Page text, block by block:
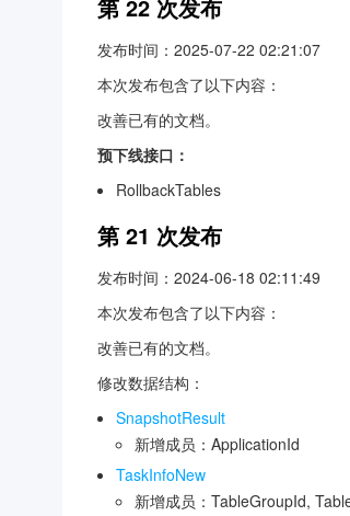
第 22 次发布
发布时间：2025-07-22 02:21:07
本次发布包含了以下内容：
改善已有的文档。
预下线接口：
RollbackTables
第 21 次发布
发布时间：2024-06-18 02:11:49
本次发布包含了以下内容：
改善已有的文档。
修改数据结构：
SnapshotResult
新增成员：ApplicationId
TaskInfoNew
新增成员：TableGroupId,